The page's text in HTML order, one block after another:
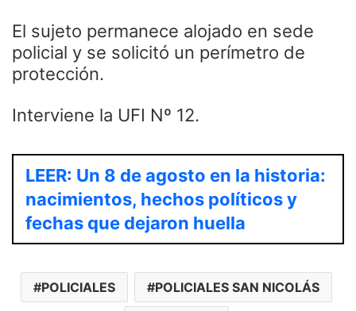
El sujeto permanece alojado en sede
policial y se solicitó un perímetro de
protección.
Interviene la UFI Nº 12.
LEER: Un 8 de agosto en la historia:
nacimientos, hechos políticos y
fechas que dejaron huella
POLICIALES POLICIALES SAN NICOLÁS